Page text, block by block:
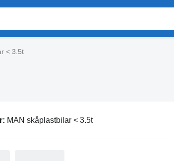
< 3.5t
MAN skåplastbilar < 3.5t